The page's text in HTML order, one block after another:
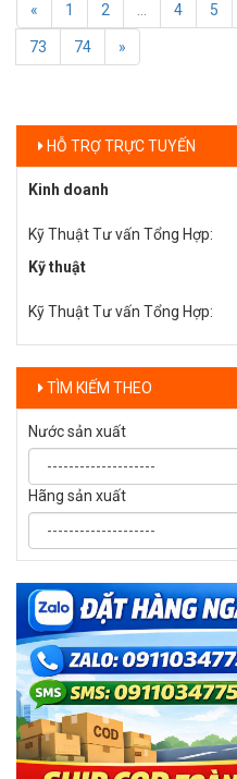
« 1 2 4 5
73 74 »
HỖ TRỢ TRỰC TUYẾN
Kinh doanh
Kỹ Thuật Tư vấn Tổng Hợp:
Kỹ thuật
Kỹ Thuật Tư vấn Tổng Hợp:
TÌM KIẾM THEO
Nước sản xuất
Hãng sản xuất